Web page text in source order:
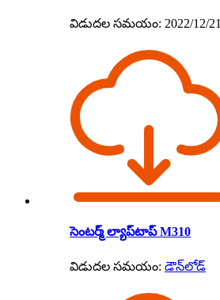
విడుదల సమయం: 2022/12/21
సెంటర్మ్ ల్యాప్‌టాప్ M310
విడుదల సమయం: డౌన్‌లోడ్